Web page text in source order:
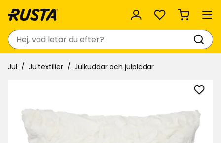
Favoriter
Sök
Jul Jultextilier Julkuddar och julplädar
Lägg
Juna